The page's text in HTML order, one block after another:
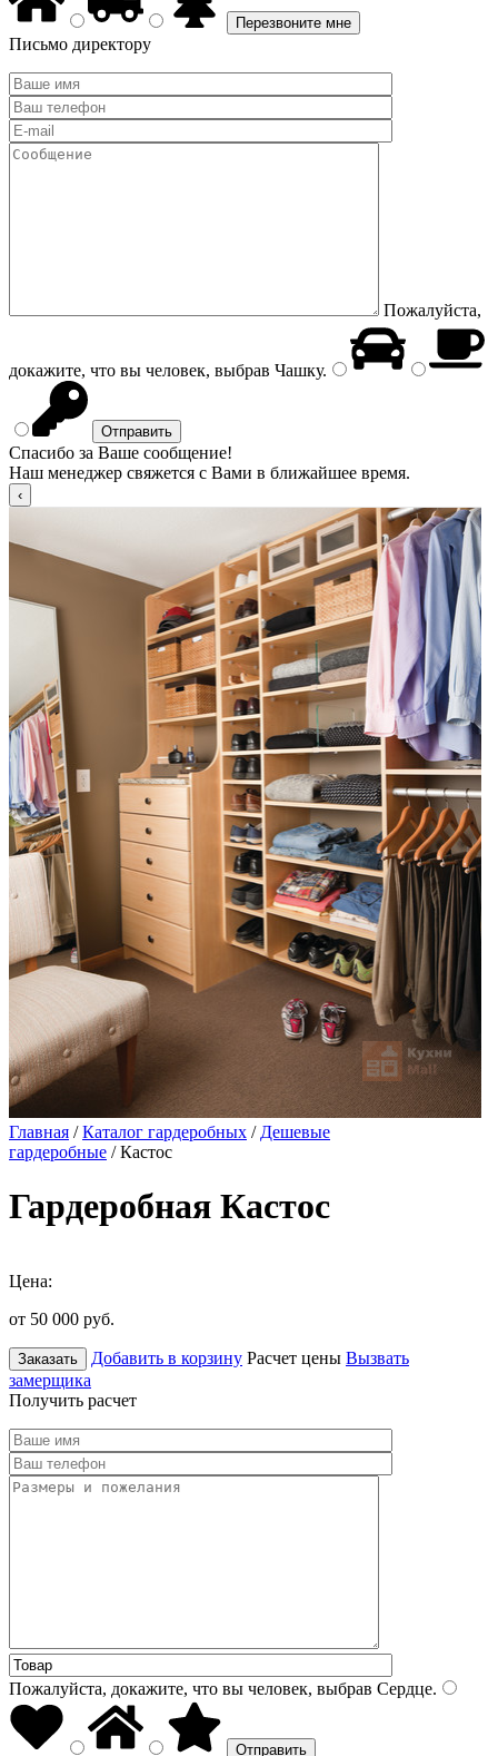
Письмо директору
Пожалуйста,
докажите, что вы человек, выбрав Чашку.
Спасибо за Ваше сообщение!
Наш менеджер свяжется с Вами в ближайшее время.
Главная /Каталог гардеробных / Дешевые
гардеробные / Кастос
Гардеробная Кастос
Цена:
от 50 000 руб.
Заказать Добавить в корзину Расчет цены Вызвать
замерщика
Получить расчет
Пожалуйста, докажите, что вы человек, выбрав Сердце.